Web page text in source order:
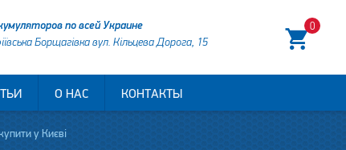
0
по всей Украине
Борщагівка вул. Кільцева Дорога, 15
О НАС КОНТАКТЫ
у Києві